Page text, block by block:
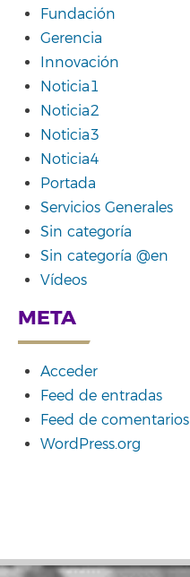
Fundación
Gerencia
Innovación
Noticia1
Noticia2
Noticia3
Noticia4
Portada
Servicios Generales
Sin categoría
Sin categoría @en
Vídeos
META
Acceder
Feed de entradas
Feed de comentarios
WordPress.org